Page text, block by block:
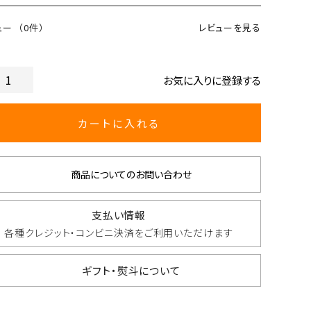
ー （0件） レビューを見る
お気に入りに登録する
カートに入れる
商品についてのお問い合わせ
支払い情報
各種クレジット・コンビニ決済をご利用いただけます
ギフト・熨斗について